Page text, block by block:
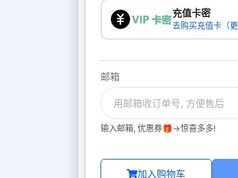
充值卡密
去购买充值卡（更
邮箱
输入邮箱, 优惠券🎁->惊喜多多!
加入购物车